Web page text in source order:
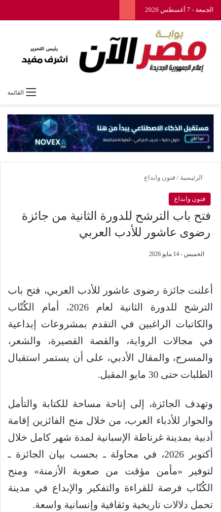
الجمعة - 7 أغسطس 2026
القائمة
الرئيسية / فنون وابداع
فنون وابداع
فتح باب الترشح للدورة الثانية من جائزة
رضوى عاشور للأدب العربي
الخميس - 14 مايو 2026
أعلنت جائزة رضوى عاشور للأدب العربي، فتح باب
الترشح للدورة الثانية لعام 2026، أمام الكُتّاب
والكاتبات الراغبين في التقدم بمشروعات إبداعية
في مجالات الرواية، والقصة القصيرة، والشعر،
والمسرح، والمقال الأدبي، على أن يستمر استقبال
الطلبات حتى 30 مايو المقبل.
وتهدف الجائزة، إلى إتاحة مساحة للكتابة والتأمل
والحوار للأدباء العرب، من خلال منح الفائزين إقامة
أدبية بمدينة غرناطة الإسبانية لمدة شهر كامل خلال
أكتوبر 2026، في محاولة ـ بحسب بيان الجائزة ـ
لتوفير «مأمن مؤقت من صعوبة الأزمنة» ومنح
الكُتّاب فرصة للقراءة والتفكير والإبداع في مدينة
تحمل دلالات تاريخية وثقافية وإنسانية واسعة.